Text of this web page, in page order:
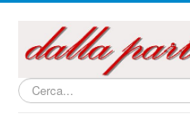
Cerca...